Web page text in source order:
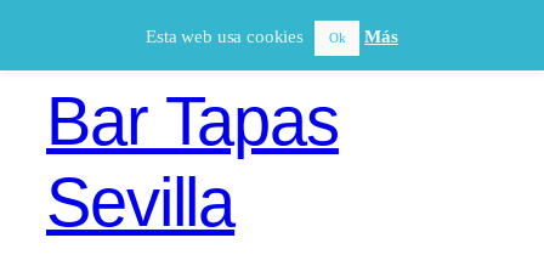
Bar Tapas
Sevilla
Esta web usa cookies Ok Más